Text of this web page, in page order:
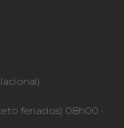
feriados) 08h00 ·